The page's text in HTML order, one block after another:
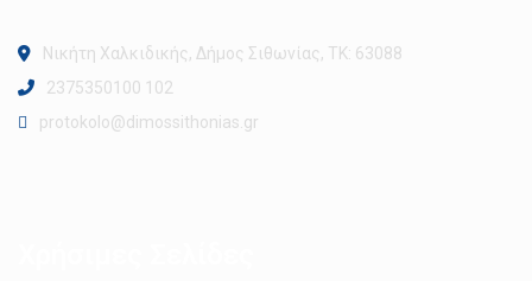
Νικήτη Χαλκιδικής, Δήμος Σιθωνίας, ΤΚ: 63088
2375350100 102
protokolo@dimossithonias.gr